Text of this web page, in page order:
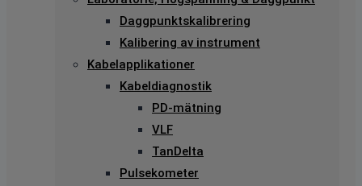
Daggpunktskalibrering
Kalibering av instrument
Kabelapplikationer
Kabeldiagnostik
PD-mätning
VLF
TanDelta
Pulsekometer